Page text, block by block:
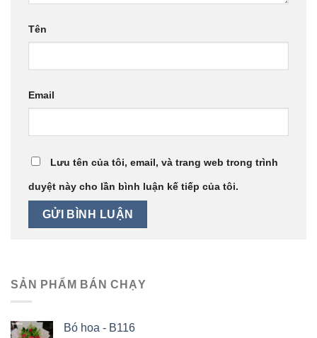
Tên
Email
Lưu tên của tôi, email, và trang web trong trình
duyệt này cho lần bình luận kế tiếp của tôi.
SẢN PHẨM BÁN CHẠY
Bó hoa - B116